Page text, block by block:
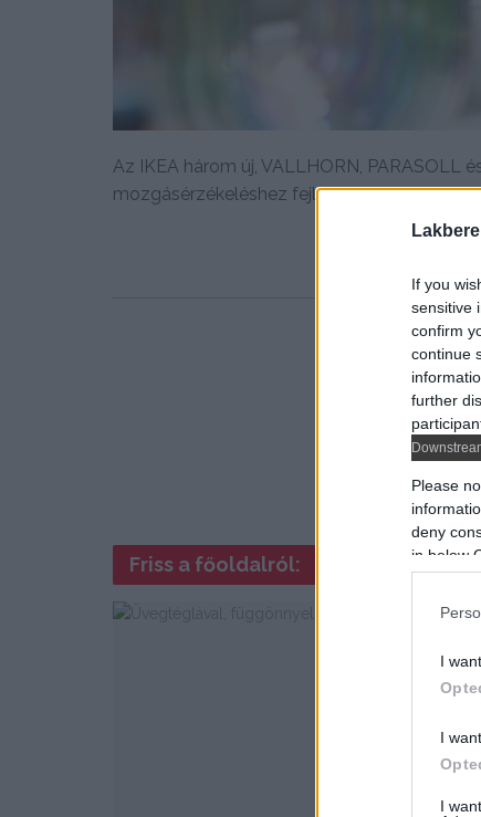
If you
sensitive
confirm
continue
further
Please
deny
in below
I
I
I
Az IKEA három új, VALLHORN, PARASOLL
mozgásérzékeléshez fejlesztett,
Friss a főoldalról: